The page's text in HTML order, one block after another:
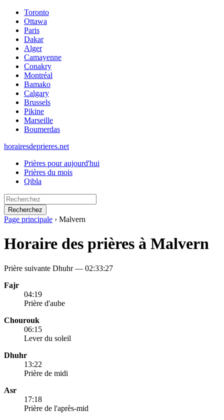
Toronto
Ottawa
Paris
Dakar
Alger
Camayenne
Conakry
Montréal
Bamako
Calgary
Brussels
Pikine
Marseille
Boumerdas
horairesdeprieres.net
Prières pour aujourd'hui
Prières du mois
Qibla
Recherchez
Page principale › Malvern
Horaire des prières à Malvern
Prière suivante Dhuhr — 02:33:27
Fajr
04:19
Prière d'aube
Chourouk
06:15
Lever du soleil
Dhuhr
13:22
Prière de midi
Asr
17:18
Prière de l'après-mid